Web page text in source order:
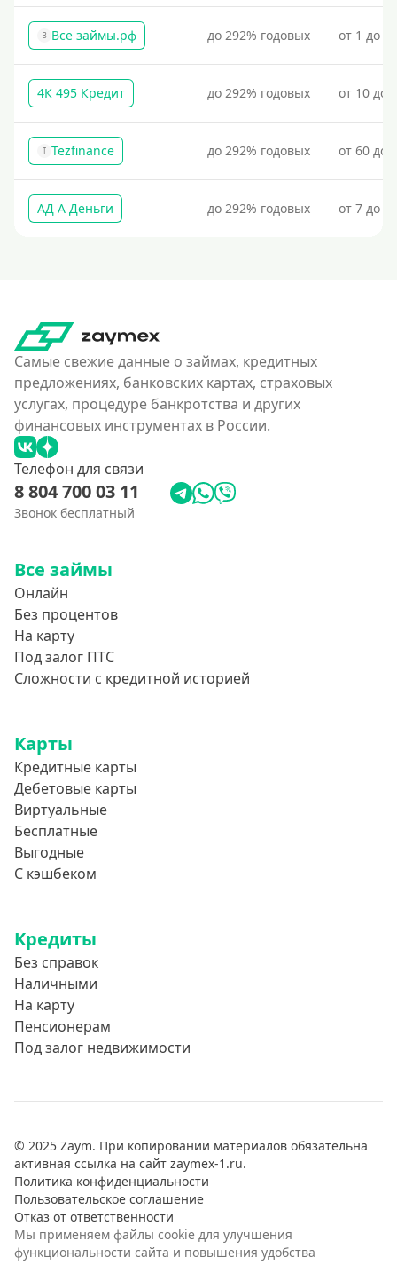
З Все займы.рф до 292% годовых от 1 до
4К 495 Кредит до 292% годовых от 10 до
T Tezfinance до 292% годовых от 60 до
АД А Деньги до 292% годовых от 7 до
Самые свежие данные о займах, кредитных
предложениях, банковских картах, страховых
услугах, процедуре банкротства и других
финансовых инструментах в России.
Телефон для связи
8 804 700 03 11
Звонок бесплатный
Все займы
Онлайн
Без процентов
На карту
Под залог ПТС
Сложности с кредитной историей
Карты
Кредитные карты
Дебетовые карты
Виртуальные
Бесплатные
Выгодные
С кэшбеком
Кредиты
Без справок
Наличными
На карту
Пенсионерам
Под залог недвижимости
© 2025 Zaym. При копировании материалов обязательна
активная ссылка на сайт zaymex-1.ru.
Политика конфиденциальности
Пользовательское соглашение
Отказ от ответственности
Мы применяем файлы cookie для улучшения
функциональности сайта и повышения удобства